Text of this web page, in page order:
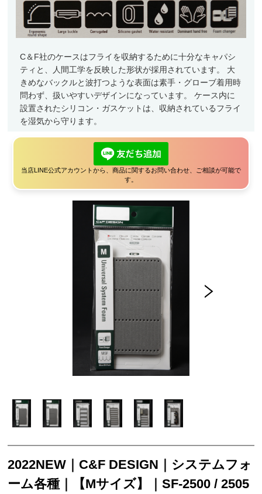
C＆F社のケースはフライを収納するために十分なキャパシ
ティと、人間工学を反映した形状が採用されています。 大
きめなバックルと波打つような表面は素手・グローブ着用時
問わず、扱いやすいデザインになっています。 ケース内に
設置されたシリコン・ガスケットは、収納されているフライ
を湿気から守ります。
当店LINE公式アカウントから、商品に関するお問い合わせ、ご相談が可能で
す。
2022NEW｜C&F DESIGN｜システムフォ
ーム各種｜【Mサイズ】｜SF-2500 / 2505